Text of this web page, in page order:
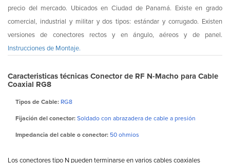
precio del mercado. Ubicados en Ciudad de Panamá. Existe en grado
comercial, industrial y militar y dos tipos: estándar y corrugado. Existen
versiones de conectores rectos y en ángulo, aéreos y de panel.
Instrucciones de Montaje.
Caracteristicas técnicas Conector de RF N-Macho para Cable
Coaxial RG8
Tipos de Cable: RG8
Fijación del conector: Soldado con abrazadera de cable a presión
Impedancia del cable o conector: 50 ohmios
Los conectores tipo N pueden terminarse en varios cables coaxiales